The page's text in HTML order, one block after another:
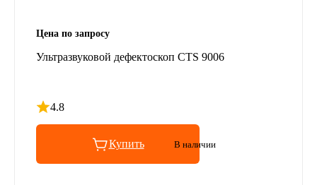
Цена по запросу
Ультразвуковой дефектоскоп CTS 9006
4.8
Рейтинг 4.8 из 5
Купить В наличии